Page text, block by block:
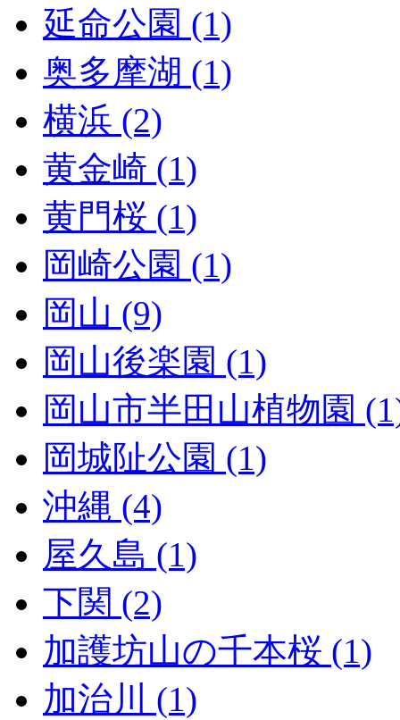
延命公園 (1)
奥多摩湖 (1)
横浜 (2)
黄金崎 (1)
黄門桜 (1)
岡崎公園 (1)
岡山 (9)
岡山後楽園 (1)
岡山市半田山植物園
岡城阯公園 (1)
沖縄 (4)
屋久島 (1)
下関 (2)
加護坊山の千本桜 (1)
加治川 (1)